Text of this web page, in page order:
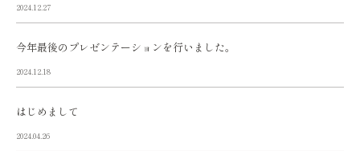
2024.12.27
今年最後のプレゼンテーションを行いました。
2024.12.18
はじめまして
2024.04.26